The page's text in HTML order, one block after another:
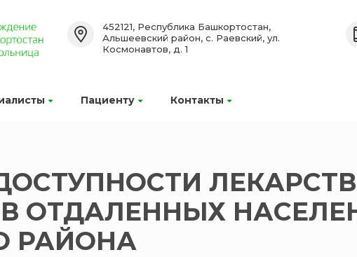
Пациенту Контакты
452121, Республика Башкортостан,
Альшеевский район, с. Раевский, ул.
Космонавтов, д. 1
ОТДАЛЕННЫХ
РАЙОНА